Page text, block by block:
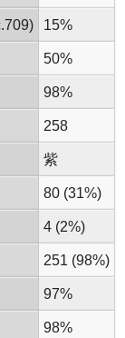
15%
50%
98%
258
紫
80 (31%)
4 (2%)
251 (98%)
97%
98%